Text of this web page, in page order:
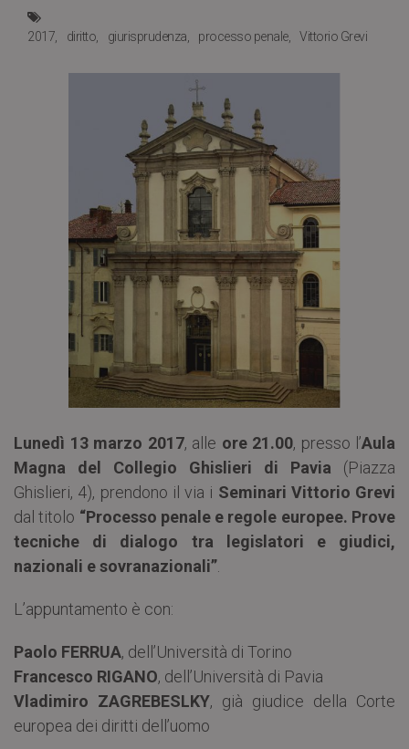
2017 diritto giurisprudenza processo penale Vittorio Grevi
Lunedì 13 marzo 2017, alle ore 21.00, presso l’Aula
Magna del Collegio Ghislieri di Pavia (Piazza
Ghislieri, 4), prendono il via i Seminari Vittorio Grevi
dal titolo “Processo penale e regole europee. Prove
tecniche di dialogo tra legislatori e giudici,
nazionali e sovranazionali”.
L’appuntamento è con:
Paolo FERRUA, dell’Università di Torino
Francesco RIGANO, dell’Università di Pavia
Vladimiro ZAGREBESLKY, già giudice della Corte
europea dei diritti dell’uomo